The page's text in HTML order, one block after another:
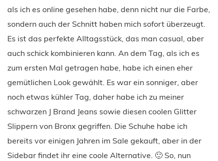
als ich es online gesehen habe, denn nicht nur die Farbe,
sondern auch der Schnitt haben mich sofort überzeugt.
Es ist das perfekte Alltagsstück, das man casual, aber
auch schick kombinieren kann. An dem Tag, als ich es
zum ersten Mal getragen habe, habe ich einen eher
gemütlichen Look gewählt. Es war ein sonniger, aber
noch etwas kühler Tag, daher habe ich zu meiner
schwarzen J Brand Jeans sowie diesen coolen Glitter
Slippern von Bronx gegriffen. Die Schuhe habe ich
bereits vor einigen Jahren im Sale gekauft, aber in der
Sidebar findet ihr eine coole Alternative. 🙂 So, nun